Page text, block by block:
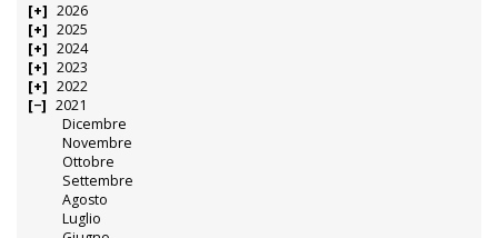
2026
2025
2024
2023
2022
2021
Dicembre
Novembre
Ottobre
Settembre
Agosto
Luglio